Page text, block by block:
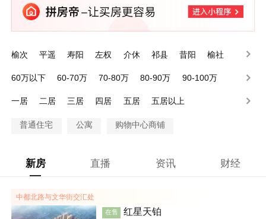
榆次 平遥 寿阳 左权 介休 祁县 昔阳
榆社
60万以下
60-70万 70-80万 80-90万
90-100万
一居
二居 三居 四居 五居 五居以上
普通住宅 公寓 购物中心商铺
新房 直播 资讯 财经
中都北路与文华街交汇处
在售 红星天铂